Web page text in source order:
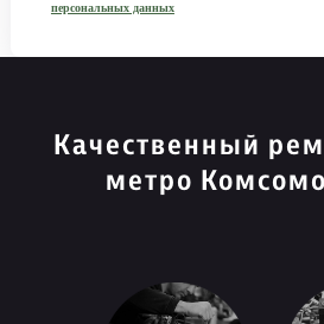
персональных данных
Качественный
метро